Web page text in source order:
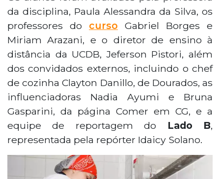
da disciplina, Paula Alessandra da Silva, os
professores do curso Gabriel Borges e
Miriam Arazani, e o diretor de ensino à
distância da UCDB, Jeferson Pistori, além
dos convidados externos, incluindo o chef
de cozinha Clayton Danillo, de Dourados, as
influenciadoras Nadia Ayumi e Bruna
Gasparini, da página Comer em CG, e a
equipe de reportagem do Lado B,
representada pela repórter Idaicy Solano.